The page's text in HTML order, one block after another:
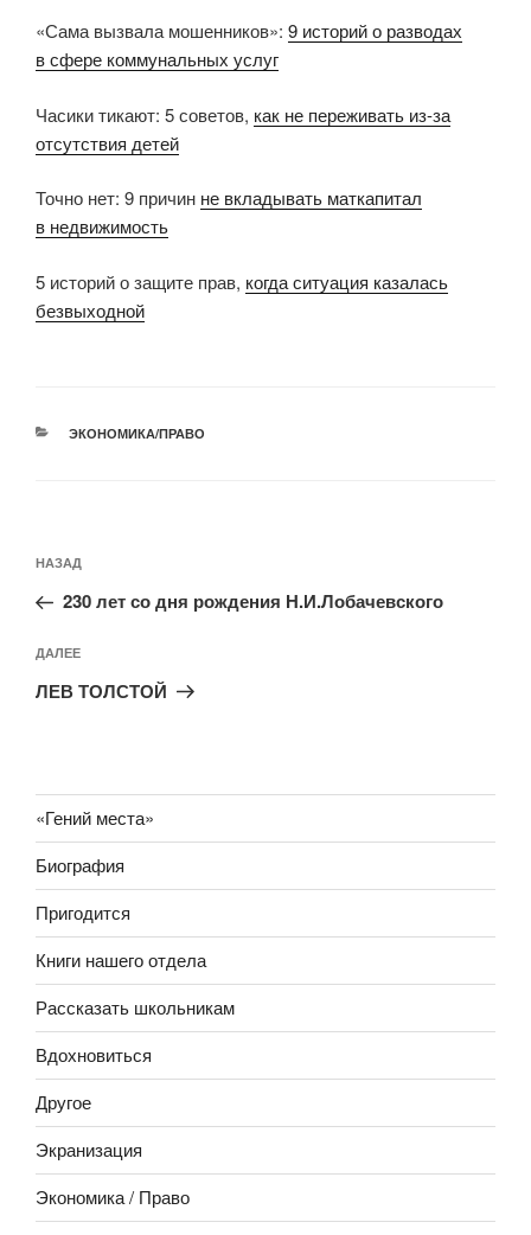
«Сама вызвала мошенников»: 9 историй о разводах
в сфере коммунальных услуг
Часики тикают: 5 советов, как не переживать из-за
отсутствия детей
Точно нет: 9 причин не вкладывать маткапитал
в недвижимость
5 историй о защите прав, когда ситуация казалась
безвыходной
РУБРИКИ
ЭКОНОМИКА/ПРАВО
по
записям
Предыдущая
запись:
НАЗАД
230 лет со дня рождения Н.И.Лобачевского
Следующая
запись
ДАЛЕЕ
ЛЕВ ТОЛСТОЙ
«Гений места»
Биография
Пригодится
Книги нашего отдела
Рассказать школьникам
Вдохновиться
Другое
Экранизация
Экономика / Право